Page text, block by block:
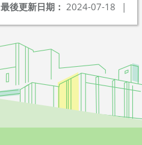
最後更新日期： 2024-07-18 |